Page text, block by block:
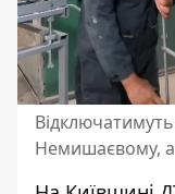
Відключатимуть
Немишаєвому, а